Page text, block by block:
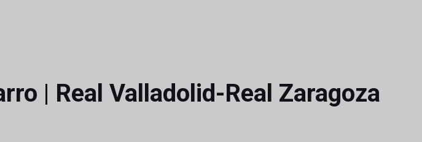
| Real Valladolid-Real Zaragoza